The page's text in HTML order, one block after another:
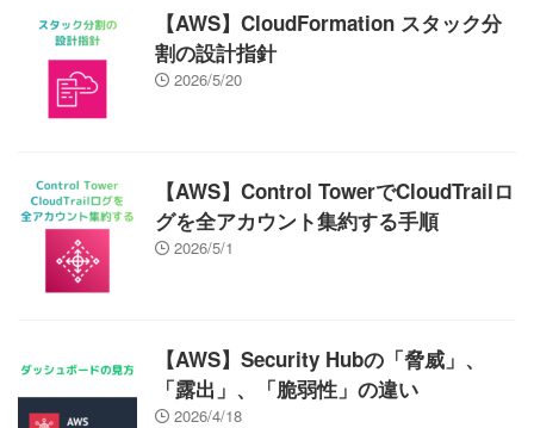
【AWS】CloudFormation スタック分
割の設計指針
2026/5/20
【AWS】Control TowerでCloudTrailロ
グを全アカウント集約する手順
2026/5/1
【AWS】Security Hubの「脅威」、
「露出」、「脆弱性」の違い
2026/4/18